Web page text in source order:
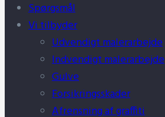
Spørgsmål
Vi tilbyder
Udvendigt malerarbejde
Indvendigt malerarbejde
Gulve
Forsikringsskader
Afrensning af graffiti